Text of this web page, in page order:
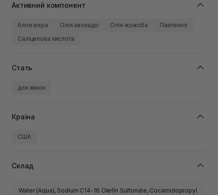
Активний компонент
Алое вера Олія авокадо Олія жожоба
Пантенол
Саліцилова кислота
Стать
для жінок
Країна
США
Склад
Water (Aqua), Sodium C14-16 Olefin Sulfonate, Cocamidopropyl